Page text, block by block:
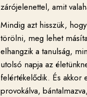
zárójelenettel, amit
Mindig azt hisszük,
törölni, meg lehet
elhangzik a tanulság,
utolsó napja az
felértékelődik. És akkor
provokálva,